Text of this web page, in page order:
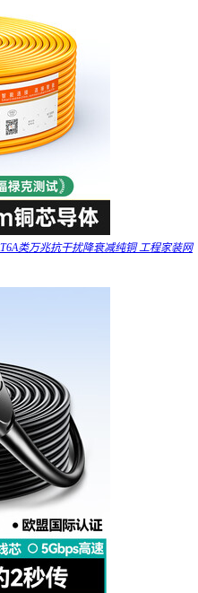
类万兆抗干扰降衰减纯铜 工程家装网